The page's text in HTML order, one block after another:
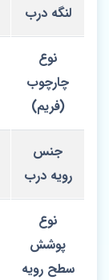
لنگه درب
نوع
چارچوب
(فریم)
جنس
رویه درب
نوع
پوشش
سطح رویه